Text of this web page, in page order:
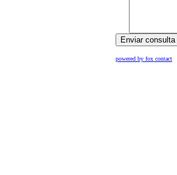
powered by fox contact